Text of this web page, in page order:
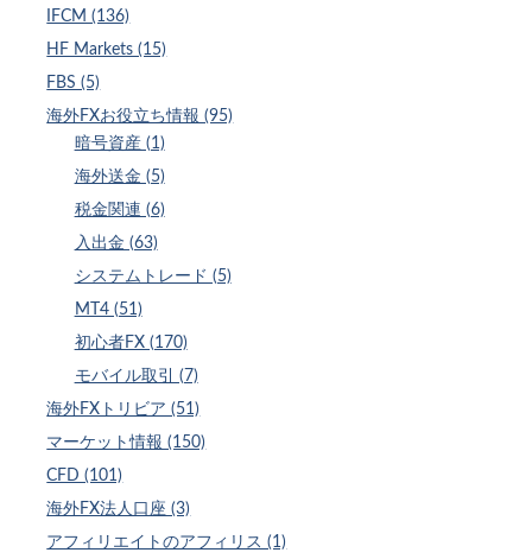
IFCM (136)
HF Markets (15)
FBS (5)
海外FXお役立ち情報 (95)
暗号資産 (1)
海外送金 (5)
税金関連 (6)
入出金 (63)
システムトレード (5)
MT4 (51)
初心者FX (170)
モバイル取引 (7)
海外FXトリビア (51)
マーケット情報 (150)
CFD (101)
海外FX法人口座 (3)
アフィリエイトのアフィリス (1)